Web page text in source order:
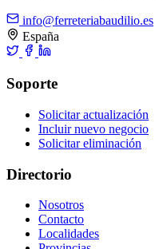
info@ferreteriabaudilio.es
España
Soporte
Solicitar actualización
Incluir nuevo negocio
Solicitar eliminación
Directorio
Nosotros
Contacto
Localidades